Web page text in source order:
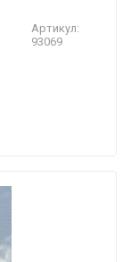
Артикул:
93069